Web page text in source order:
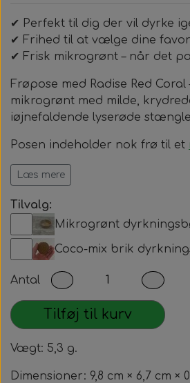
✔ Perfekt til dig der vil dyrke
✔ Frihed til at vælge dine
✔ Frisk mikrogrønt – når det
Frøpose med Radise Red
mikrogrønt med milde,
iøjnefaldende lyserøde
Posen indeholder nok frø til et
dyrkningsbøtte sæt
👉Se også vores komplette
vil i gang nemt og hurtigt.
Læs mere
Tilvalg:
Mikrogrønt
Coco-mix brik
Antal
Tilføj til kurv
Vægt: 5,3 g.
Dimensioner: 9,8 cm × 6,7 cm ×